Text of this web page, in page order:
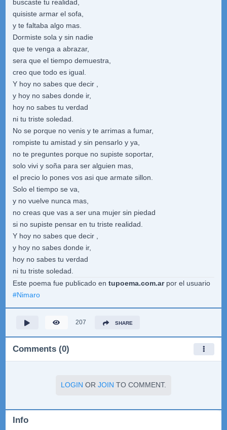
buscaste tu realidad,
quisiste armar el sofa,
y te faltaba algo mas.
Dormiste sola y sin nadie
que te venga a abrazar,
sera que el tiempo demuestra,
creo que todo es igual.
Y hoy no sabes que decir ,
y hoy no sabes donde ir,
hoy no sabes tu verdad
ni tu triste soledad.
No se porque no venis y te arrimas a fumar,
rompiste tu amistad y sin pensarlo y ya,
no te preguntes porque no supiste soportar,
solo vivi y soña para ser alguien mas,
el precio lo pones vos asi que armate sillon.
Solo el tiempo se va,
y no vuelve nunca mas,
no creas que vas a ser una mujer sin piedad
si no supiste pensar en tu triste realidad.
Y hoy no sabes que decir ,
y hoy no sabes donde ir,
hoy no sabes tu verdad
ni tu triste soledad.
Este poema fue publicado en tupoema.com.arpor el usuario
#Nimaro
207 SHARE
Comments (0)
LOGIN OR JOIN TO COMMENT.
Info